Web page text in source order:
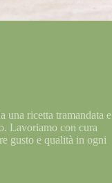
una ricetta tramandata e
Lavoriamo con cura
gusto e qualità in ogni